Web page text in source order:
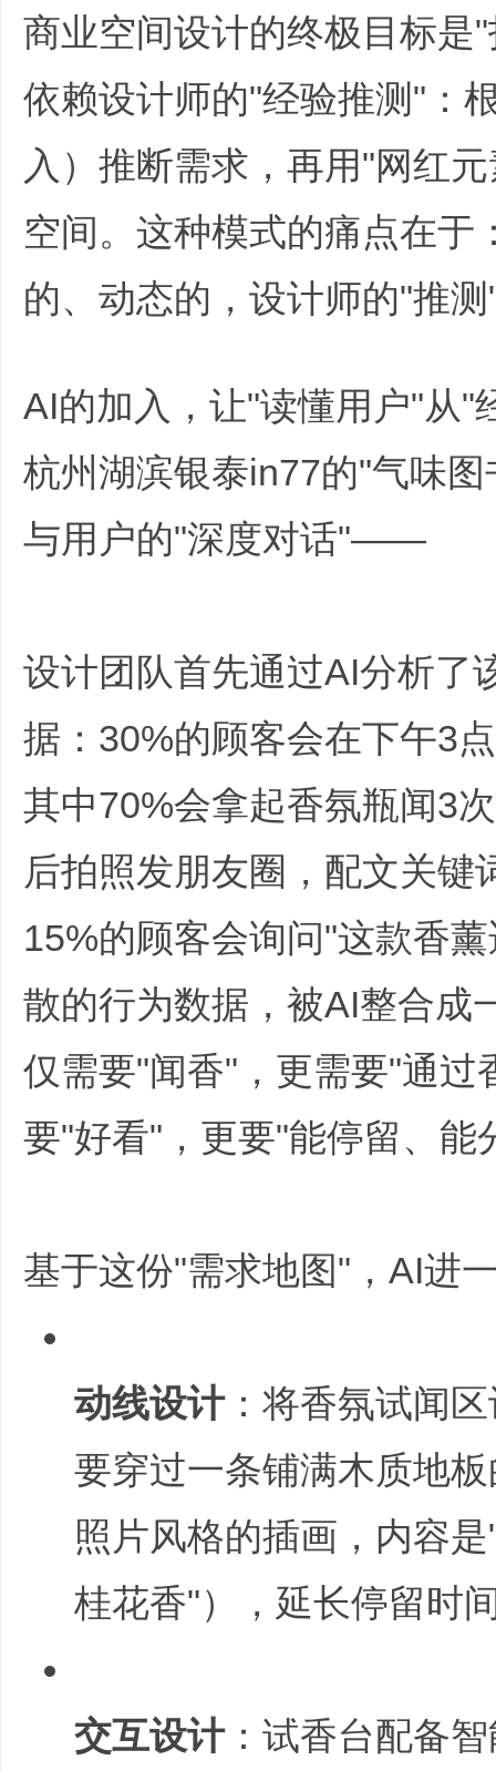
商业空间设计的终极目标是
依赖设计师的"经验推测"：
入）推断需求，再用"网红
空间。这种模式的痛点在于
的、动态的，设计师的"推
AI的加入，让"读懂用户"从"
杭州湖滨银泰in77的"气味
与用户的"深度对话"——
设计团队首先通过AI分析了
据：30%的顾客会在下午3
其中70%会拿起香氛瓶闻3
后拍照发朋友圈，配文关键
15%的顾客会询问"这款香
散的行为数据，被AI整合成
仅需要"闻香"，更需要"通过
要"好看"，更要"能停留、能
基于这份"需求地图"，AI进
动线设计：将香氛试闻
要穿过一条铺满木质地
照片风格的插画，内容
桂花香"），延长停留时
交互设计：试香台配备